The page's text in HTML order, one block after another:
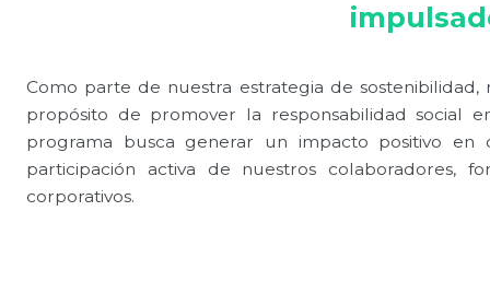
Como parte de nuestra estrategia de
propósito de promover la responsabilidad social
programa busca generar un impacto positivo en
participación activa de nuestros colaboradores,
corporativos.